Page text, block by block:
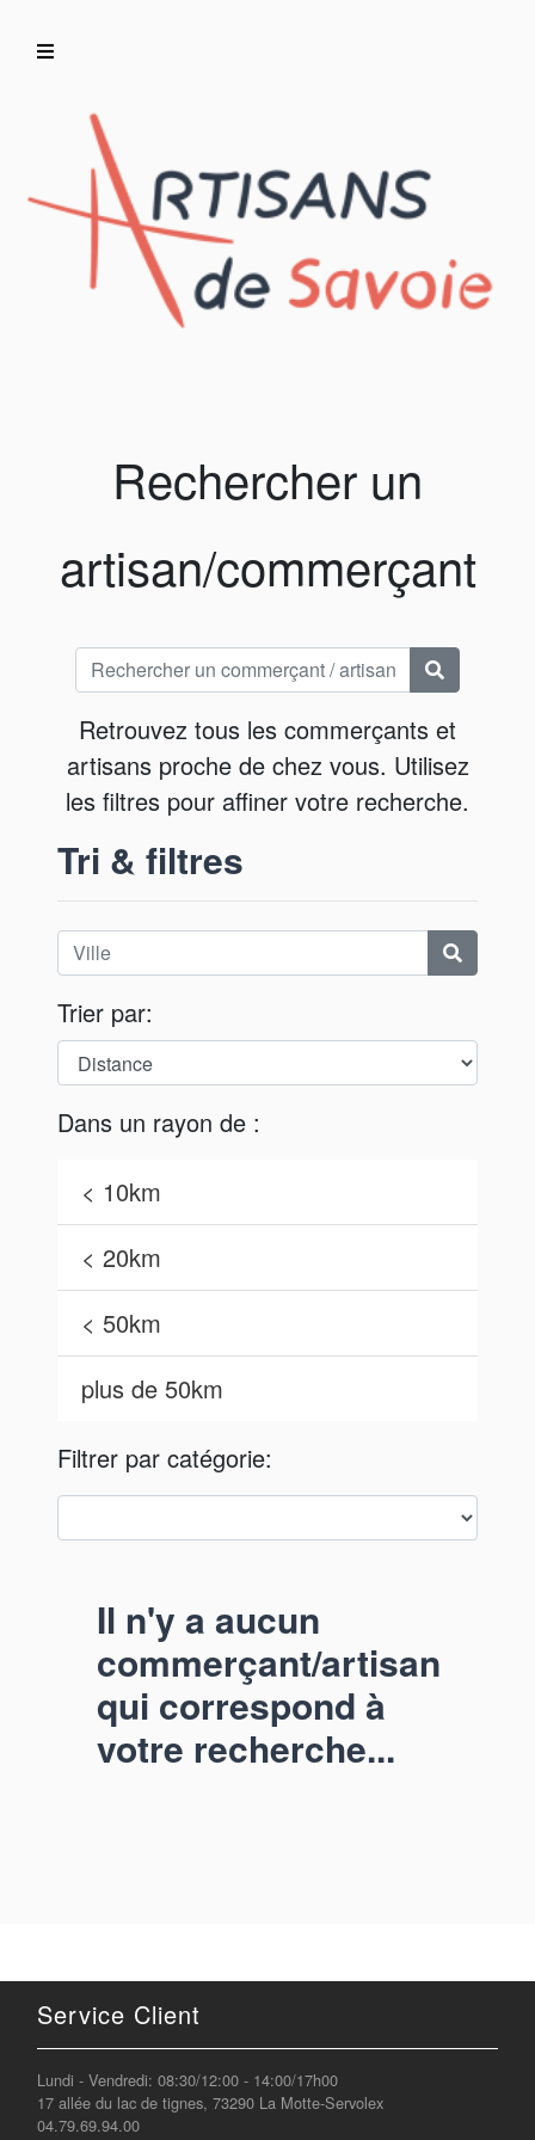
Accueil
Artisans/Commerçants
Rechercher un
artisan/commerçant
Retrouvez tous les commerçants et
artisans proche de chez vous. Utilisez
les filtres pour affiner votre recherche.
Tri & filtres
Trier par:
Dans un rayon de :
< 10km
< 20km
< 50km
plus de 50km
Filtrer par catégorie:
Il n'y a aucun
commerçant/artisan
qui correspond à
votre recherche...
Service Client
Lundi - Vendredi: 08:30/12:00 - 14:00/17h00
17 allée du lac de tignes, 73290 La Motte-Servolex
04.79.69.94.00